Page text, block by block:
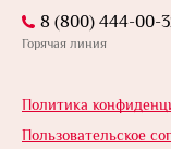
Политика
Пользовательское
8 (800) 444-00-
Горячая линия